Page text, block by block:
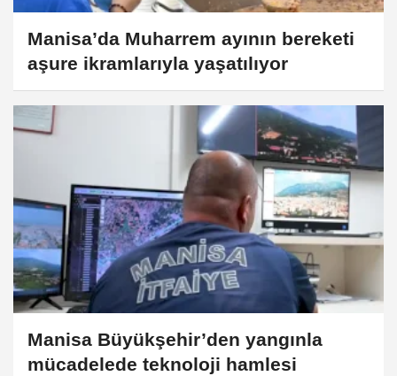
Manisa’da Muharrem ayının bereketi
aşure ikramlarıyla yaşatılıyor
Manisa Büyükşehir’den yangınla
mücadelede teknoloji hamlesi